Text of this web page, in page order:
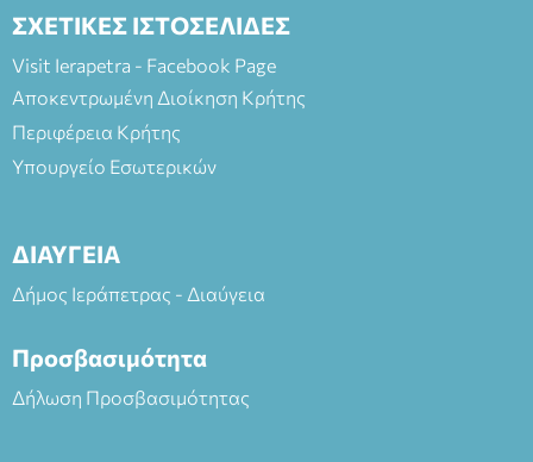
ΣΧΕΤΙΚΕΣ ΙΣΤΟΣΕΛΙΔΕΣ
Visit Ierapetra - Facebook Page
Αποκεντρωμένη Διοίκηση Κρήτης
Περιφέρεια Κρήτης
Υπουργείο Εσωτερικών
ΔΙΑΥΓΕΙΑ
Δήμος Ιεράπετρας - Διαύγεια
Προσβασιμότητα
Δήλωση Προσβασιμότητας